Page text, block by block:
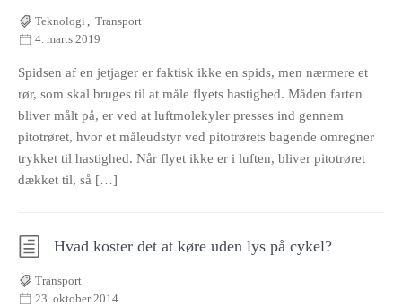
Teknologi , Transport
4. marts 2019
Spidsen af en jetjager er faktisk ikke en spids, men nærmere et
rør, som skal bruges til at måle flyets hastighed. Måden farten
bliver målt på, er ved at luftmolekyler presses ind gennem
pitotrøret, hvor et måleudstyr ved pitotrørets bagende omregner
trykket til hastighed. Når flyet ikke er i luften, bliver pitotrøret
dækket til, så […]
Hvad koster det at køre uden lys på cykel?
Transport
23. oktober 2014